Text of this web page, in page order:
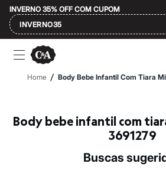
INVERNO 35% OFF COM CUPOM
INVERNO35
Ofertas
Compre por Departamento
Feminino
Masculino
Mindse7
Plus Size
Home / Body Bebe Infantil Com Tiara
Body bebe infantil com tiara minnie marlan
3691279
buscas